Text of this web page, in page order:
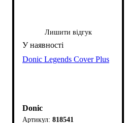
Лишити відгук
Donic Legends Cover Plus
Donic
818541